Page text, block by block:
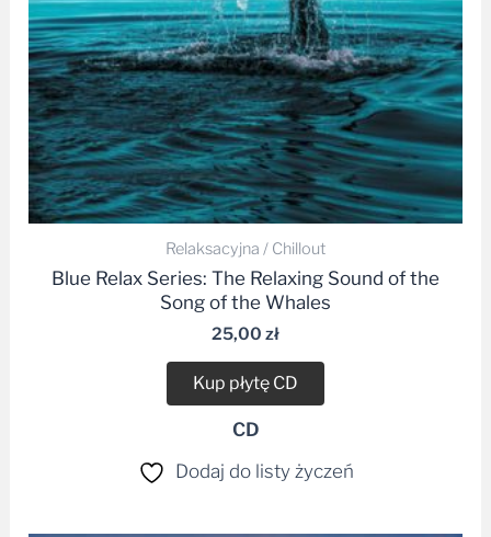
Relaksacyjna / Chillout
Blue Relax Series: The Relaxing Sound of the
Song of the Whales
25,00 zł
Kup płytę CD
CD
Dodaj do listy życzeń